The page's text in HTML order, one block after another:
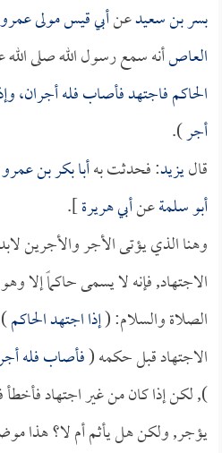
بسر بن سعيدعنأبي قيس مولى
العاصأنه سمع رسول الله صلى
الحاكم فاجتهد فأصاب فله أجران،
أجر).
قاليزيد: فحدثت بهأبا بكر بن
أبو سلمةعنأبي هريرة].
وهنا الذي يؤتى الأجر والأجرين
الاجتهاد, فإنه لا يسمى حاكماً إلا
الصلاة والسلام: (إذا اجتهد الحاكم
الاجتهاد قبل حكمه (فأصاب فله
), لكن إذا كان من غير اجتهاد فأخطأ
يؤجر, ولكن هل يأثم أم لا؟ هذا